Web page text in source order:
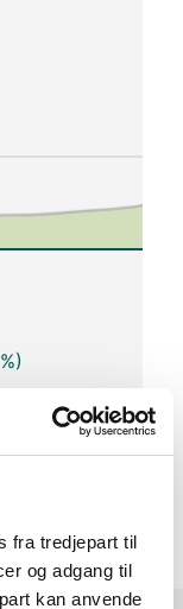
fra tredjepart til
og adgang til
kan anvende